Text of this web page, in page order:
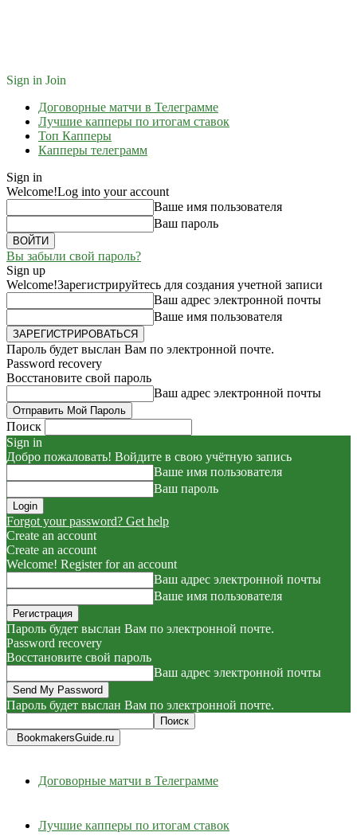
Sign in Join
Договорные матчи в Телеграмме
Лучшие капперы по итогам ставок
Топ Капперы
Капперы телеграмм
Sign in
Welcome!Log into your account
Ваше имя пользователя
Ваш пароль
Вы забыли свой пароль?
Sign up
Welcome!Зарегистрируйтесь для создания учетной записи
Ваш адрес электронной почты
Ваше имя пользователя
Пароль будет выслан Вам по электронной почте.
Password recovery
Восстановите свой пароль
Ваш адрес электронной почты
Поиск
Sign in
Добро пожаловать! Войдите в свою учётную запись
Ваше имя пользователя
Ваш пароль
Forgot your password? Get help
Create an account
Create an account
Welcome! Register for an account
Ваш адрес электронной почты
Ваше имя пользователя
Пароль будет выслан Вам по электронной почте.
Password recovery
Восстановите свой пароль
Ваш адрес электронной почты
Пароль будет выслан Вам по электронной почте.
BookmakersGuide.ru
Договорные матчи в Телеграмме
Лучшие капперы по итогам ставок